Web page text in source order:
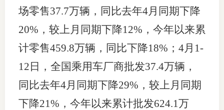
场零售37.7万辆，同比去年4月同期下降
20%，较上月同期下降12%，今年以来累
计零售459.8万辆，同比下降18%；4月1-
12日，全国乘用车厂商批发37.4万辆，
同比去年4月同期下降29%，较上月同期
下降21%，今年以来累计批发624.1万